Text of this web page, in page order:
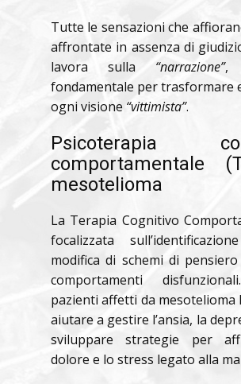
Tutte le sensazioni che
affrontate in assenza di
lavora sulla “narrazione”,
fondamentale per trasformare
ogni visione “vittimista”.
Psicoterapia
comportamentale
mesotelioma
La Terapia Cognitivo
focalizzata
modifica di schemi di
comportamenti
pazienti affetti da mesotelioma
aiutare a gestire l’ansia, la
sviluppare strategie per
dolore e lo stress legato alla